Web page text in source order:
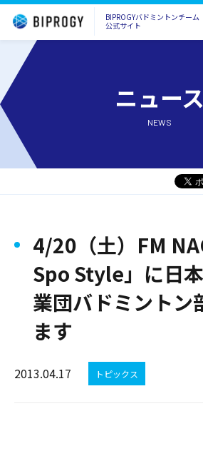
BIPROGYバドミントンチーム
公式サイト
ニュース
NEWS
4/20（土）FM
Spo Style」に日
業団バドミントン
ます
2013.04.17 トピックス